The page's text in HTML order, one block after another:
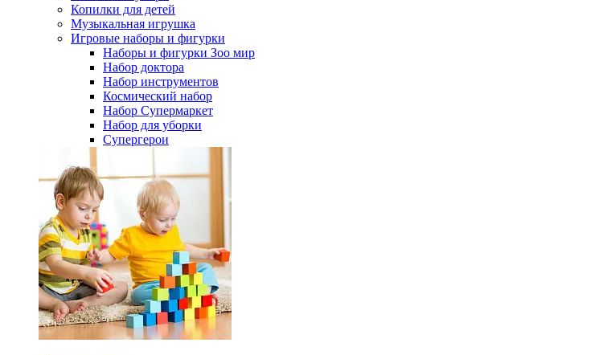
Копилки для детей
Музыкальная игрушка
Игровые наборы и фигурки
Наборы и фигурки Зоо мир
Набор доктора
Набор инструментов
Космический набор
Hабор Супермаркет
Набор для уборки
Супергерои